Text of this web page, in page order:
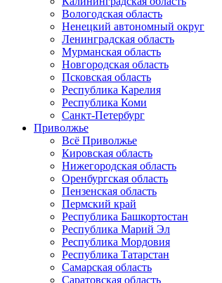
Вологодская область
Ненецкий автономный округ
Ленинградская область
Мурманская область
Новгородская область
Псковская область
Республика Карелия
Республика Коми
Санкт-Петербург
Приволжье
Всё Приволжье
Кировская область
Нижегородская область
Оренбургская область
Пензенская область
Пермский край
Республика Башкортостан
Республика Марий Эл
Республика Мордовия
Республика Татарстан
Самарская область
Саратовская область